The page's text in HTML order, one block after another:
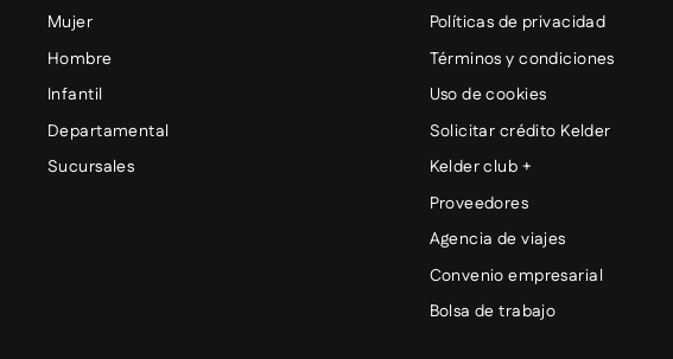
Mujer
Hombre
Infantil
Departamental
Sucursales
Políticas de privacidad
Términos y condiciones
Uso de cookies
Solicitar crédito Kelder
Kelder club +
Proveedores
Agencia de viajes
Convenio empresarial
Bolsa de trabajo